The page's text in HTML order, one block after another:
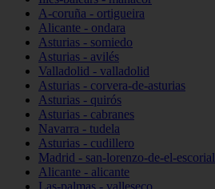
A-coruña - ortigueira
Alicante - ondara
Asturias - somiedo
Asturias - avilés
Valladolid - valladolid
Asturias - corvera-de-asturias
Asturias - quirós
Asturias - cabranes
Navarra - tudela
Asturias - cudillero
Madrid - san-lorenzo-de-el-escorial
Alicante - alicante
Las-palmas - valleseco